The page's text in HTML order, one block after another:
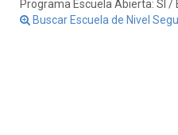
Programa Escuela Abierta: SI /
Buscar Escuela de Nivel